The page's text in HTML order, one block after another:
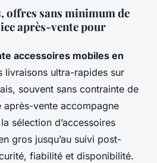
offres sans minimum de
après-vente pour
accessoires mobiles en
livraisons ultra-rapides sur
souvent sans contrainte de
après-vente accompagne
sélection d’accessoires
gros jusqu’au suivi post-
fiabilité et disponibilité.